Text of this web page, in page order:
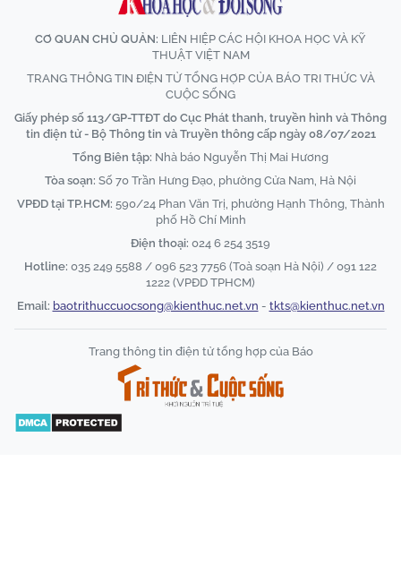
CƠ QUAN CHỦ QUẢN: LIÊN HIỆP CÁC HỘI KHOA HỌC VÀ KỸ
THUẬT VIỆT NAM
TRANG THÔNG TIN ĐIỆN TỬ TỔNG HỢP CỦA BÁO TRI THỨC VÀ
CUỘC SỐNG
Giấy phép số 113/GP-TTĐT do Cục Phát thanh, truyền hình và Thông
tin điện tử - Bộ Thông tin và Truyền thông cấp ngày 08/07/2021
Tổng Biên tập: Nhà báo Nguyễn Thị Mai Hương
Tòa soạn: Số 70 Trần Hưng Đạo, phường Cửa Nam, Hà Nội
VPĐD tại TP.HCM: 590/24 Phan Văn Trị, phường Hạnh Thông, Thành
phố Hồ Chí Minh
Điện thoại: 024 6 254 3519
Hotline: 035 249 5588 / 096 523 7756 (Toà soạn Hà Nội) / 091 122
1222 (VPĐD TPHCM)
Email: baotrithuccuocsong@kienthuc.net.vn - tkts@kienthuc.net.vn
Trang thông tin điện tử tổng hợp của Báo